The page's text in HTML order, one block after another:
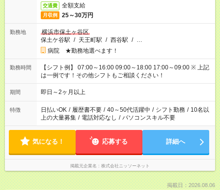
交通費 全額支給
月収例 25～30万円
勤務地
横浜市保土ヶ谷区
保土ケ谷駅 / 天王町駅 / 西谷駅 / …
病院 ★勤務地選べます！
勤務時間
【シフト例】 07:00～16:00 09:00～18:00 17:00～09:00 ※ 上記
は一例です！その他シフトもご相談ください！
期間 即日～2ヶ月以上
特徴 日払いOK / 履歴書不要 / 40～50代活躍中 / シフト勤務 / 10名以
上の大量募集 / 電話対応なし / パソコンスキル不要
気になる！ 応募する 詳細へ
掲載元企業名 株式会社ニッソーネット
掲載日：2026.08.06